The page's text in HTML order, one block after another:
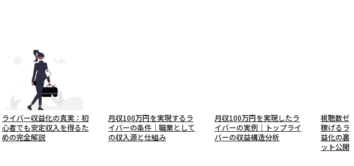
ライバー収益化の真実：初
心者でも安定収入を得るた
めの完全解説
月収100万円を実現するラ
イバーの条件｜職業として
の収入源と仕組み
月収100万円を実現したラ
イバーの実例｜トップライ
バーの収益構造分析
視聴数ゼ
稼げるラ
益化の裏
ット公開